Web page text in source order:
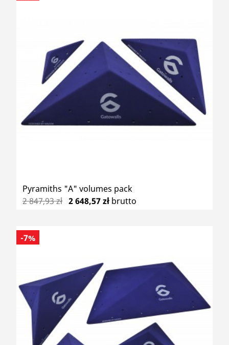
Pyramiths "A" volumes pack
2 847,93 zł 2 648,57 zł brutto
-7%